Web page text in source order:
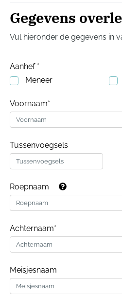
Gegevens
Vul hieronder de gegevens in
Aanhef *
Meneer
Voornaam*
Tussenvoegsels
Roepnaam
Achternaam*
Meisjesnaam